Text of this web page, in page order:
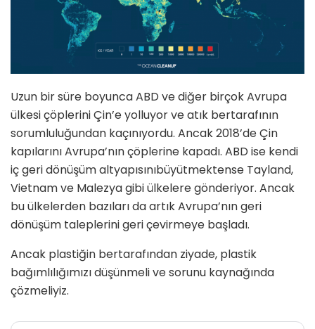
Uzun bir süre boyunca ABD ve diğer birçok Avrupa
ülkesi çöplerini Çin’e yolluyor ve atık bertarafının
sorumluluğundan kaçınıyordu. Ancak 2018’de Çin
kapılarını Avrupa’nın çöplerine kapadı. ABD ise kendi
iç geri dönüşüm altyapısınıbüyütmektense Tayland,
Vietnam ve Malezya gibi ülkelere gönderiyor. Ancak
bu ülkelerden bazıları da artık Avrupa’nın geri
dönüşüm taleplerini geri çevirmeye başladı.
Ancak plastiğin bertarafından ziyade, plastik
bağımlılığımızı düşünmeli ve sorunu kaynağında
çözmeliyiz.